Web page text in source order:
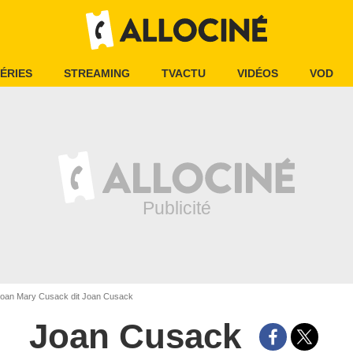
STREAMING TVACTU VIDÉOS VOD
Mary Cusack dit Joan Cusack
Joan Cusack